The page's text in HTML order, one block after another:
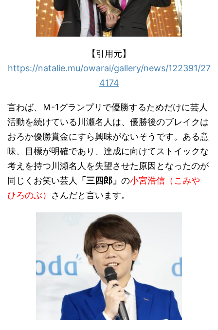
【引用元】
https://natalie.mu/owarai/gallery/news/122391/27
4174
言わば、Ｍ-1グランプリで優勝するためだけに芸人
活動を続けている川瀬名人は、優勝後のブレイクは
おろか優勝賞金にすら興味がないそうです。ある意
味、目標が明確であり、達成に向けてストイックな
考えを持つ川瀬名人を失望させた原因となったのが
同じくお笑い芸人
「三四郎」 の小宮浩信（こみや
ひろのぶ） さんだと言います。